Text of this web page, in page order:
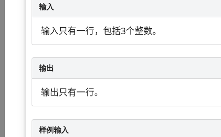
输入
输入只有一行，包括3个整数。
输出
输出只有一行。
样例输入